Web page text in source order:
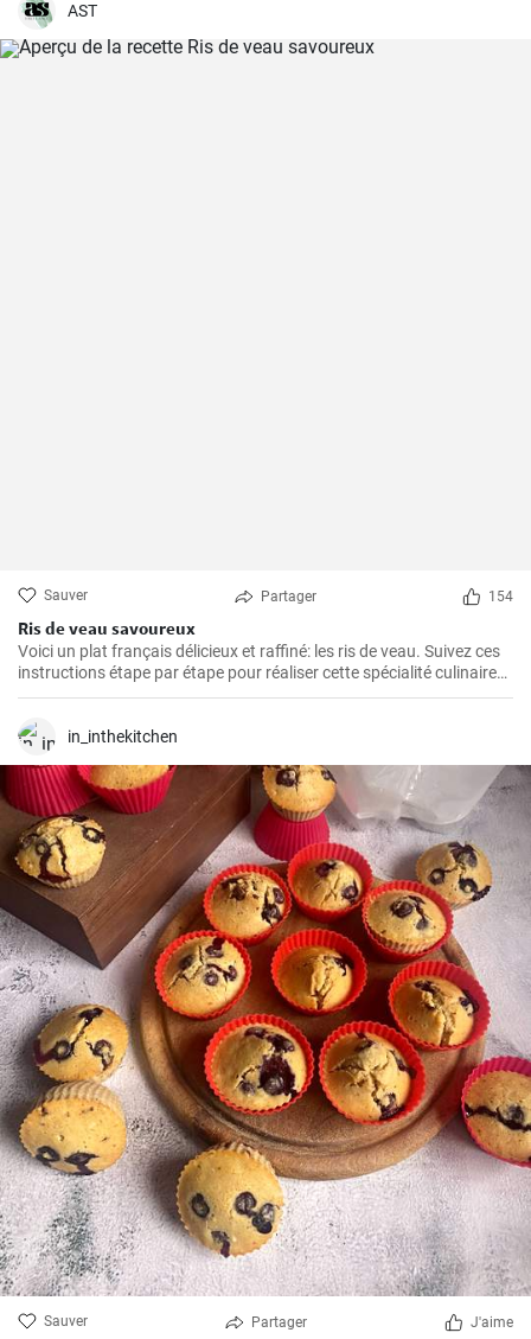
AST
Sauver Partager 154
Ris de veau savoureux
Voici un plat français délicieux et raffiné: les ris de veau. Suivez ces
instructions étape par étape pour réaliser cette spécialité culinaire
française appréciée pour leur texture délicate et leur goût savoureux
in_inthekitchen
Sauver Partager J'aime